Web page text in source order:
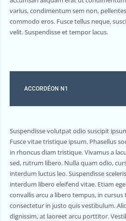
varius, condimentum sem non,
commodo eros. Fusce tellus neque,
velit. Suspendisse et tempor lacus.
ACCORDÉON N1
Suspendisse volutpat odio suscipit
Fusce vitae tristique ipsum. Phasellus
in rhoncus diam tristique. Vivamus a
sed, rutrum libero. Nulla quam odio,
interdum luctus leo. Suspendisse
interdum libero eleifend vitae. Etiam
convallis arcu a libero tempus, in cursus
consectetur in justo quis vestibulum.
dignissim, at laoreet arcu porttitor.